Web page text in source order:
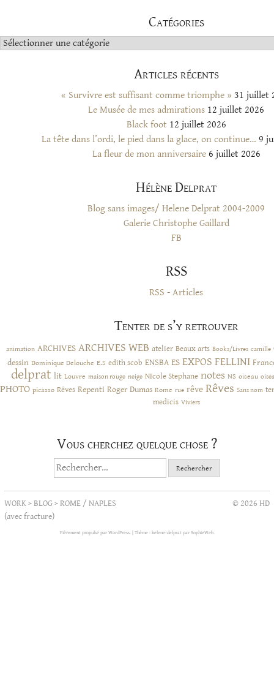
Catégories
Catégories
Articles récents
« Survivre est suffisant comme triomphe » 31 juillet
Le Musée de mes admirations 12 juillet 2026
Black foot 12 juillet 2026
La tête dans l’ordi, le pied dans la glace, on continue… 9
La fleur de mon anniversaire 6 juillet 2026
Hélène Delprat
Blog sans images/ Helene Delprat 2004-2009
Galerie Christophe Gaillard
FB
RSS
RSS - Articles
Tenter de s’y retrouver
animation ARCHIVES ARCHIVES WEB atelier Beaux arts Books/Livres camille
dessin Dominique Delouche E.S edith scob ENSBA ES EXPOS FELLINI
delprat lit Louvre maison rouge neige NIcole Stephane notes NS oiseau
PHOTO picasso Rêves Repenti Roger Dumas Rome rue rêve Rêves Sans nom
medicis Viviers
Vous cherchez quelque chose ?
Rechercher :
WORK>BLOG>ROME / NAPLES
(avec fracture)
© 2026 HD
Fièrement propulsé par WordPress. Thème : helene-delprat par SophieWeb.